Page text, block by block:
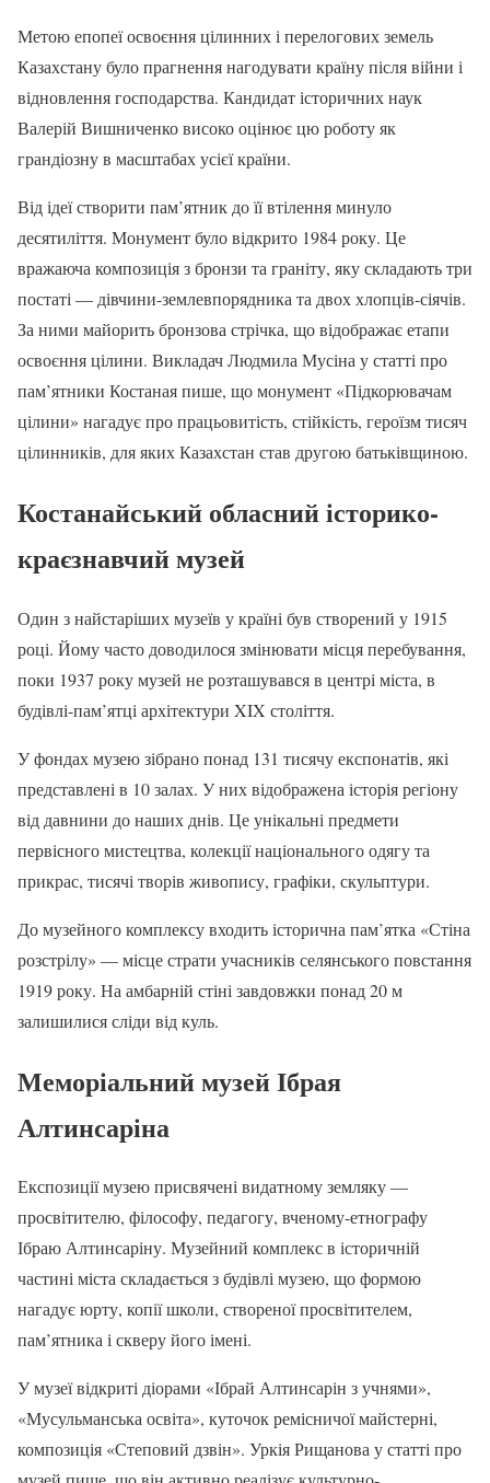
Метою епопеї освоєння цілинних і перелогових земель
Казахстану було прагнення нагодувати країну після війни і
відновлення господарства. Кандидат історичних наук
Валерій Вишниченко високо оцінює цю роботу як
грандіозну в масштабах усієї країни.
Від ідеї створити пам’ятник до її втілення минуло
десятиліття. Монумент було відкрито 1984 року. Це
вражаюча композиція з бронзи та граніту, яку складають три
постаті — дівчини-землевпорядника та двох хлопців-сіячів.
За ними майорить бронзова стрічка, що відображає етапи
освоєння цілини. Викладач Людмила Мусіна у статті про
пам’ятники Костаная пише, що монумент «Підкорювачам
цілини» нагадує про працьовитість, стійкість, героїзм тисяч
цілинників, для яких Казахстан став другою батьківщиною.
Костанайський обласний історико-
краєзнавчий музей
Один з найстаріших музеїв у країні був створений у 1915
році. Йому часто доводилося змінювати місця перебування,
поки 1937 року музей не розташувався в центрі міста, в
будівлі-пам’ятці архітектури XIX століття.
У фондах музею зібрано понад 131 тисячу експонатів, які
представлені в 10 залах. У них відображена історія регіону
від давнини до наших днів. Це унікальні предмети
первісного мистецтва, колекції національного одягу та
прикрас, тисячі творів живопису, графіки, скульптури.
До музейного комплексу входить історична пам’ятка «Стіна
розстрілу» — місце страти учасників селянського повстання
1919 року. На амбарній стіні завдовжки понад 20 м
залишилися сліди від куль.
Меморіальний музей Ібрая
Алтинсаріна
Експозиції музею присвячені видатному земляку —
просвітителю, філософу, педагогу, вченому-етнографу
Ібраю Алтинсаріну. Музейний комплекс в історичній
частині міста складається з будівлі музею, що формою
нагадує юрту, копії школи, створеної просвітителем,
пам’ятника і скверу його імені.
У музеї відкриті діорами «Ібрай Алтинсарін з учнями»,
«Мусульманська освіта», куточок ремісничої майстерні,
композиція «Степовий дзвін». Уркія Рищанова у статті про